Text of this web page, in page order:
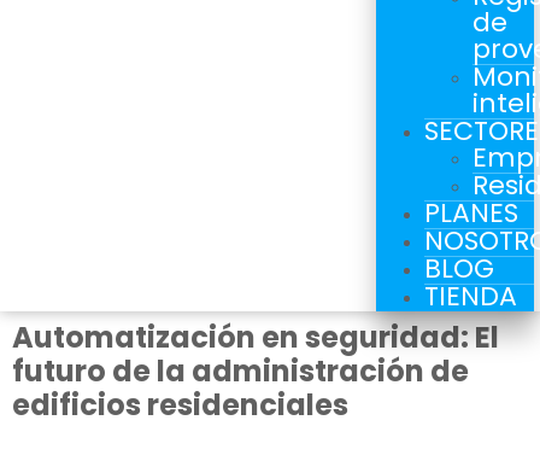
de
PLANES
BLOG
TIENDA
Automatización en seguridad: El
futuro de la administración de
edificios residenciales